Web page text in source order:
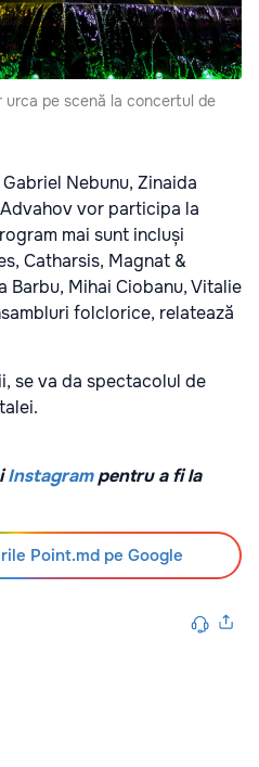
urca pe scenă la concertul de
Nebunu, Zinaida
vor participa la
mai sunt incluși
Catharsis, Magnat &
Mihai Ciobanu, Vitalie
folclorice, relatează
se va da spectacolul de
Instagrampentru a fi la
Point.md pe Google